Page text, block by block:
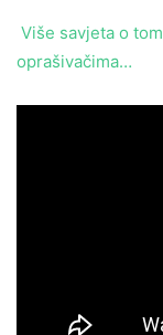
Više savjeta o
oprašivačima…